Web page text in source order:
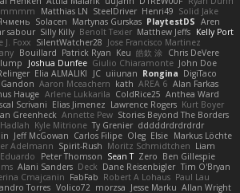
Matthias LN SteelDriver Henri49 Solid Jake
Solacen Martynas Gurskas PlaytestDS Aren
sabour Silly Killy Benoît Texier Matthew Jeffs Kelly Port
J. Foxx SilentWatcher28 Jose Francisco Martinez
Bouillard Patrick Ryan Keu 皓欽 涂 Chris DeVere
Joshua Dunfee Giulio Chiaramonte John Doe
Elia ALMALIKI JC uiiunan Rongina DigiTaco
Gandon Aaron Mceachern kath AREA 6 Alan Farkas
Hauge Arlene Lukkarila ColdRice25 Anthea Ward
Scrivani Elias Jimenez Lawrence Rogers Kurt Boyer
Greenheck Annette Pew Stories Beyond The Borders
Kyle Mitrione Ty Grenier dddddrdrdrdrdr
Jeff McGowan Carlos Filipe Oleg Elsie Markus Löchte
Adelmann Spirit-Rush Moritz Schmidtchen Liam
Eduardo Peter Thomson Sean T Zero Ben Gillespie
Alani Sanders Deck Dane Reisenbigler Tim O'Bryan
Cmajcanin FabFab Robert A Lohaus Paul Lau
Torres Volico72 morzsa Jesse Marku Allan Wright